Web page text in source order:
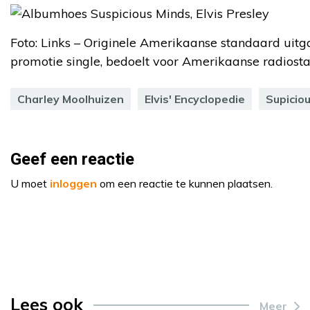
Foto: Links – Originele Amerikaanse standaard
promotie single, bedoelt voor Amerikaanse
Charley Moolhuizen Elvis' Encyclopedie
Geef een reactie
U moet inloggen om een reactie te kunnen plaatsen.
Lees ook Meer